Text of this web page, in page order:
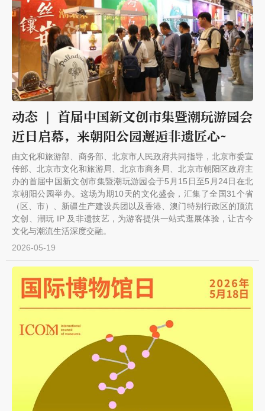
动态 | 首届中国新文创市集暨潮玩游园会
近日启幕，来朝阳公园邂逅非遗匠心~
由文化和旅游部、商务部、北京市人民政府共同指导，北京市委宣
传部、北京市文化和旅游局、北京市商务局、北京市朝阳区政府主
办的首届中国新文创市集暨潮玩游园会于5月15日至5月24日在北
京朝阳公园举办。这场为期10天的文化盛会，汇集了全国31个省
（区、市）、新疆生产建设兵团以及香港、澳门特别行政区的顶流
文创、潮玩 IP 及非遗技艺，为游客提供一站式逛展体验，让古今
文化与潮流生活深度交融。
2026-05-19